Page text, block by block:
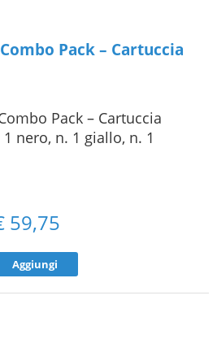
Combo Pack – Cartuccia
Pack – Cartuccia
nero, n. 1 giallo, n. 1
59,75
Aggiungi